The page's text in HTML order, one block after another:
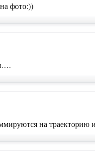
фото:))
на траекторию